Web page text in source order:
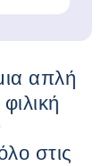
απλή
στις